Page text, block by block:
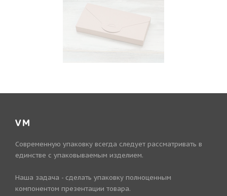
VM
Современную упаковку всегда следует рассматривать в
единстве с упаковываемым изделием.
Наша задача - сделать упаковку полноценным
компонентом презентации товара.